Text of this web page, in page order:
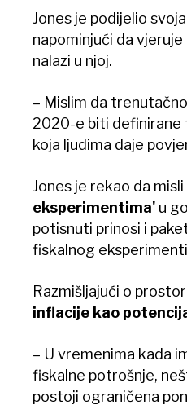
Jones je podijelio
napominjući da
nalazi u njoj.
– Mislim da
2020-e biti definirane
koja ljudima daje
Jones je rekao da misli
eksperimentima' u
potisnuti prinosi i
fiskalnog
Razmišljajući o
inflacije kao
– U vremenima kada
fiskalne potrošnje,
postoji ograničena